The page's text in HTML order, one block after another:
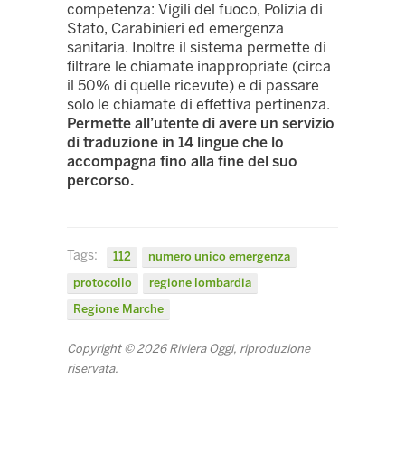
competenza: Vigili del fuoco, Polizia di
Stato, Carabinieri ed emergenza
sanitaria. Inoltre il sistema permette di
filtrare le chiamate inappropriate (circa
il 50% di quelle ricevute) e di passare
solo le chiamate di effettiva pertinenza.
Permette all’utente di avere un servizio
di traduzione in 14 lingue che lo
accompagna fino alla fine del suo
percorso.
Tags: 112
numero unico emergenza
protocollo
regione lombardia
Regione Marche
Copyright © 2026 Riviera Oggi, riproduzione
riservata.